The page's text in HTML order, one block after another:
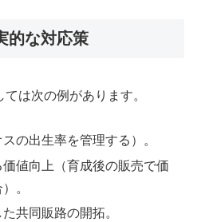
的な対応策
は次の例があります。
の出生率を管理する）。
値向上（育成後の販売で価
。
共同販路の開拓。